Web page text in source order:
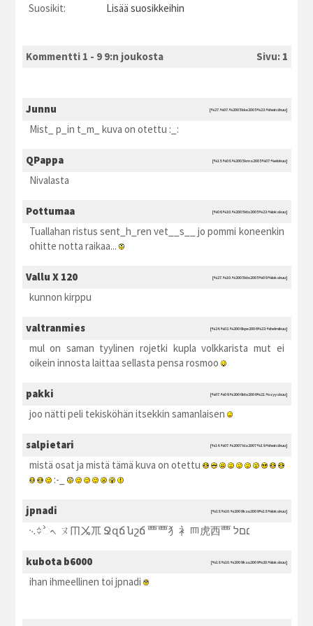
Suosikit:
Lisää suosikkeihin
Kommentti 1 - 9 9:n joukosta Sivu: 1
Junnu [%27.%07.%2005 kke2005 %23:%heinäkuu]
Mist_ p_in t_m_ kuva on otettu :_:
QPappa [%15.%08.%2005 kma2005 %07:%elokuu]
Nivalasta
Pottumaa [%06.%10.%2005 kto2005 %23:%lokakuu]
Tuallahan ristus sent_h_ren vet__s__ jo pommi koneenkin
ohitte notta raikaa...
Vallu X 120 [%27.%10.%2005 kto2005 %09:%lokakuu]
kunnon kirppu
valtranmies [%24.%02.%2006 kpe2006 %23:%helmikuu]
mul on saman tyylinen rojetki kupla volkkarista mut ei
oikein innosta laittaa sellasta pensa rosmoo
pakki [%07.%09.%2006 kto2006 %21:%syyskuu]
joo nätti peli tekisköhän itsekkin samanlaisen
salpietari [%14.%07.%2007 kla2007 %19:%heinäkuu]
mistä osat ja mistä tämä kuva on otettu
:-_
jpnadi [%18.%10.%2009 ksu2009 %18:%lokakuu]
᨞᨟ᨛᨚ ㄡㆬㆫㆭ Ջզճ նշճ ⻃⻃⺨⻂⺵⻁⻄⻃ ׆םל
kubota b6000 [%18.%10.%2009 ksu2009 %20:%lokakuu]
ihan ihmeellinen toi jpnadi